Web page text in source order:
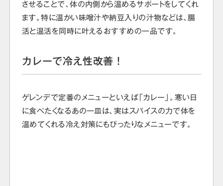
させることで、体の内側から温めるサポートをしてくれ
ます。特に温かい味噌汁や納豆入りの汁物などは、腸
活と温活を同時に叶えるおすすめの一品です。
カレーで冷え性改善！
ゲレンデで定番のメニューといえば「カレー」。寒い日
に食べたくなるあの一皿は、実はスパイスの力で体を
温めてくれる冷え対策にもぴったりなメニューです。